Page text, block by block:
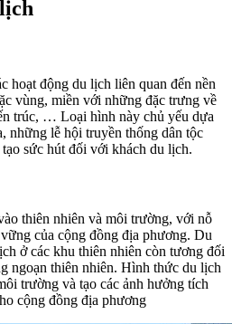
hoạt động du lịch liên quan đến nền
vùng, miền với những đặc trưng về
​​trúc, … Loại hình này chủ yếu dựa
những lễ hội truyền thống dân tộc
sức hút đối với khách du lịch.
thiên nhiên và môi trường, với nỗ
của cộng đồng địa phương. Du
ở các khu thiên nhiên còn tương đối
ngoạn thiên nhiên. Hình thức du lịch
trường và tạo các ảnh hưởng tích
cộng đồng địa phương